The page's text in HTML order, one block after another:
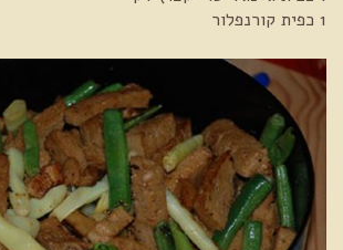
1 כפית קורנפלור